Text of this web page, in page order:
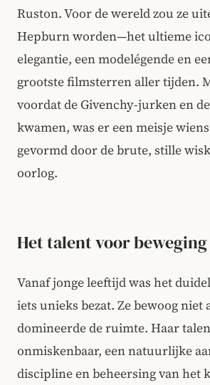
Ruston. Voor de wereld zou ze
Hepburn worden—het ultieme
elegantie, een modelégende en
grootste filmsterren aller tijden.
voordat de Givenchy-jurken en
kwamen, was er een meisje
gevormd door de brute, stille
oorlog.
Het talent voor beweging
Vanaf jonge leeftijd was het
iets unieks bezat. Ze bewoog niet
domineerde de ruimte. Haar
onmiskenbaar, een natuurlijke
discipline en beheersing van het